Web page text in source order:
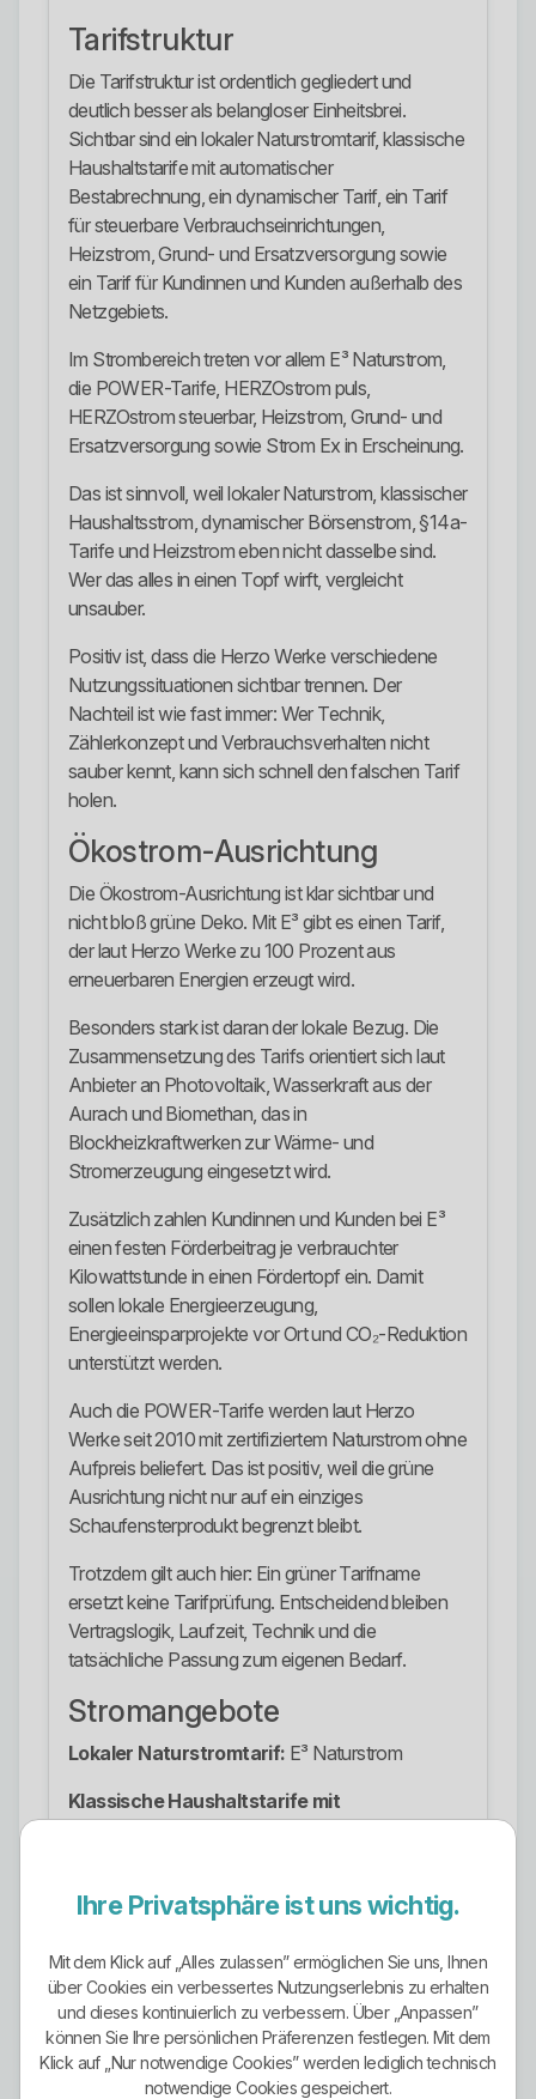
Tarifstruktur
Die Tarifstruktur ist ordentlich gegliedert und
deutlich besser als belangloser Einheitsbrei.
Sichtbar sind ein lokaler Naturstromtarif, klassische
Haushaltstarife mit automatischer
Bestabrechnung, ein dynamischer Tarif, ein Tarif
für steuerbare Verbrauchseinrichtungen,
Heizstrom, Grund- und Ersatzversorgung sowie
ein Tarif für Kundinnen und Kunden außerhalb des
Netzgebiets.
Im Strombereich treten vor allem E³ Naturstrom,
die POWER-Tarife, HERZOstrom puls,
HERZOstrom steuerbar, Heizstrom, Grund- und
Ersatzversorgung sowie Strom Ex in Erscheinung.
Das ist sinnvoll, weil lokaler Naturstrom, klassischer
Haushaltsstrom, dynamischer Börsenstrom, §14a-
Tarife und Heizstrom eben nicht dasselbe sind.
Wer das alles in einen Topf wirft, vergleicht
unsauber.
Positiv ist, dass die Herzo Werke verschiedene
Nutzungssituationen sichtbar trennen. Der
Nachteil ist wie fast immer: Wer Technik,
Zählerkonzept und Verbrauchsverhalten nicht
sauber kennt, kann sich schnell den falschen Tarif
holen.
Ökostrom-Ausrichtung
Die Ökostrom-Ausrichtung ist klar sichtbar und
nicht bloß grüne Deko. Mit E³ gibt es einen Tarif,
der laut Herzo Werke zu 100 Prozent aus
erneuerbaren Energien erzeugt wird.
Besonders stark ist daran der lokale Bezug. Die
Zusammensetzung des Tarifs orientiert sich laut
Anbieter an Photovoltaik, Wasserkraft aus der
Aurach und Biomethan, das in
Blockheizkraftwerken zur Wärme- und
Stromerzeugung eingesetzt wird.
Zusätzlich zahlen Kundinnen und Kunden bei E³
einen festen Förderbeitrag je verbrauchter
Kilowattstunde in einen Fördertopf ein. Damit
sollen lokale Energieerzeugung,
Energieeinsparprojekte vor Ort und CO₂-Reduktion
unterstützt werden.
Auch die POWER-Tarife werden laut Herzo
Werke seit 2010 mit zertifiziertem Naturstrom ohne
Aufpreis beliefert. Das ist positiv, weil die grüne
Ausrichtung nicht nur auf ein einziges
Schaufensterprodukt begrenzt bleibt.
Trotzdem gilt auch hier: Ein grüner Tarifname
ersetzt keine Tarifprüfung. Entscheidend bleiben
Vertragslogik, Laufzeit, Technik und die
tatsächliche Passung zum eigenen Bedarf.
Stromangebote
Lokaler Naturstromtarif: E³ Naturstrom
Klassische Haushaltstarife mit
Bestabrechnung:POWER Medium
Klassische Haushaltstarife mit
Bestabrechnung:POWER Duo
Dynamischer Tarif:HERZOstrom puls
Tarif für steuerbare
Ihre Privatsphäre ist uns wichtig.
Mit dem Klick auf „Alles zulassen” ermöglichen Sie uns, Ihnen
über Cookies ein verbessertes Nutzungserlebnis zu erhalten
und dieses kontinuierlich zu verbessern. Über „Anpassen”
können Sie Ihre persönlichen Präferenzen festlegen. Mit dem
Klick auf „Nur notwendige Cookies” werden lediglich technisch
notwendige Cookies gespeichert.